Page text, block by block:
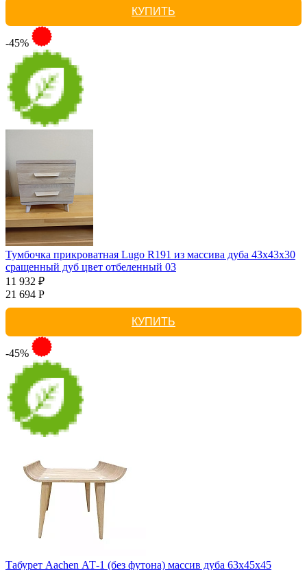
КУПИТЬ
-45%
Тумбочка прикроватная Lugo R191 из массива дуба 43х43х30
сращенный дуб цвет отбеленный 03
11 932 ₽
21 694 Р
КУПИТЬ
-45%
Табурет Aachen АТ-1 (без футона) массив дуба 63х45х45